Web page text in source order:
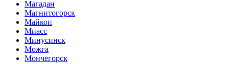
Магадан
Магнитогорск
Майкоп
Миасс
Минусинск
Можга
Мончегорск